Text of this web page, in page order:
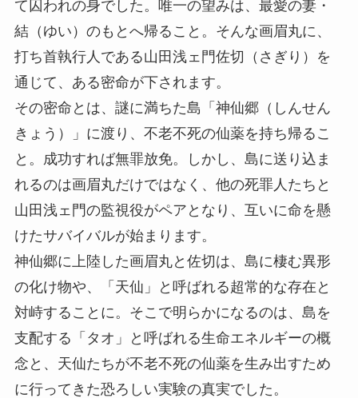
て囚われの身でした。唯一の望みは、最愛の妻・
結（ゆい）のもとへ帰ること。そんな画眉丸に、
打ち首執行人である山田浅ェ門佐切（さぎり）を
通じて、ある密命が下されます。
その密命とは、謎に満ちた島「神仙郷（しんせん
きょう）」に渡り、不老不死の仙薬を持ち帰るこ
と。成功すれば無罪放免。しかし、島に送り込ま
れるのは画眉丸だけではなく、他の死罪人たちと
山田浅ェ門の監視役がペアとなり、互いに命を懸
けたサバイバルが始まります。
神仙郷に上陸した画眉丸と佐切は、島に棲む異形
の化け物や、「天仙」と呼ばれる超常的な存在と
対峙することに。そこで明らかになるのは、島を
支配する「タオ」と呼ばれる生命エネルギーの概
念と、天仙たちが不老不死の仙薬を生み出すため
に行ってきた恐ろしい実験の真実でした。